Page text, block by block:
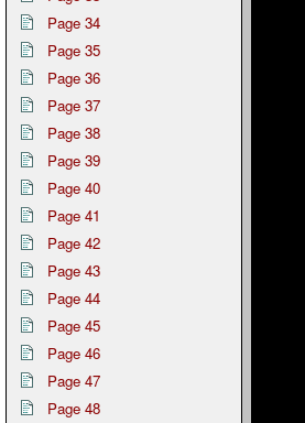
Page 34
Page 35
Page 36
Page 37
Page 38
Page 39
Page 40
Page 41
Page 42
Page 43
Page 44
Page 45
Page 46
Page 47
Page 48